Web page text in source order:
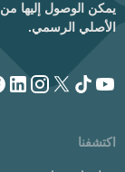
يمكن الوصول إليها
الأصلي الرسمي.
اكتشفنا